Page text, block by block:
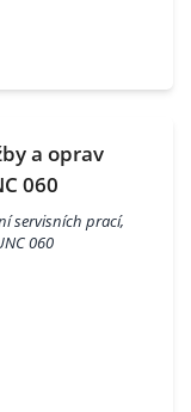
a oprav
060
servisních prací,
060